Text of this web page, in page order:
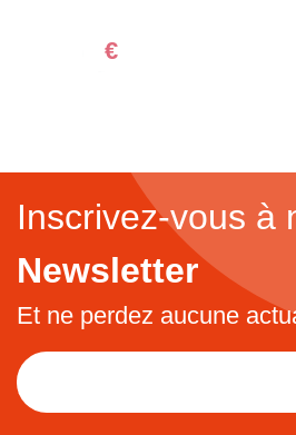
€
Inscrivez-vous à
Newsletter
Et ne perdez aucune